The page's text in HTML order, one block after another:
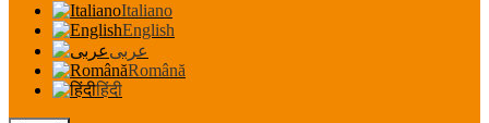
Italiano
English
عربى
Română
हिंदी